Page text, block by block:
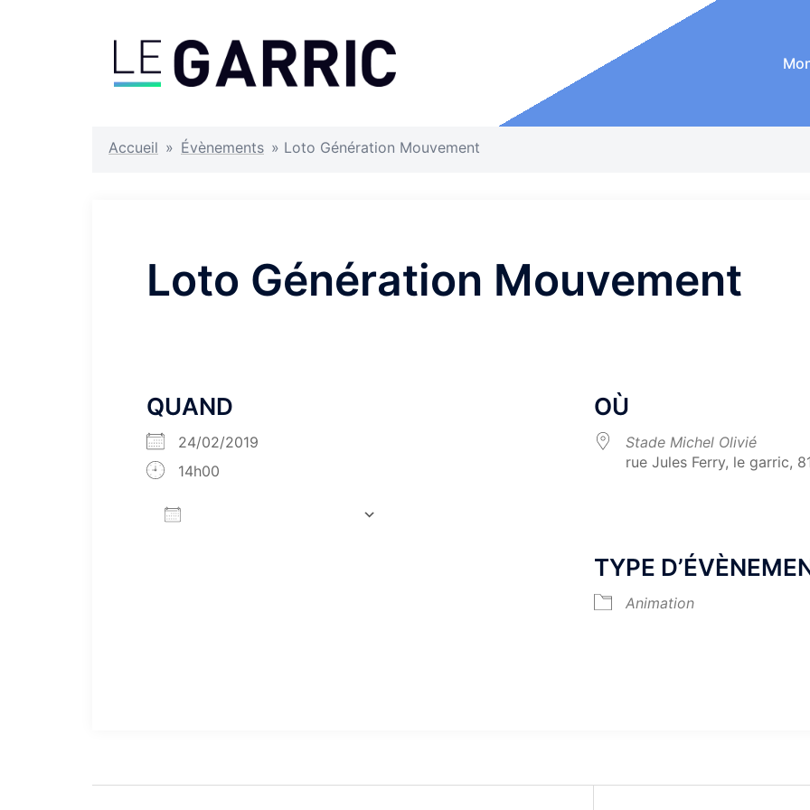
Accueil » Évènements » Loto Génération Mouvement
Loto Génération Mouvement
QUAND
24/02/2019
14h00
OÙ
Stade Michel Olivié
rue Jules Ferry, le garric,
TYPE
Animation